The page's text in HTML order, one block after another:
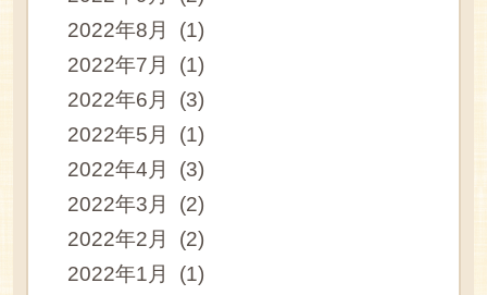
2022年8月 (1)
2022年7月 (1)
2022年6月 (3)
2022年5月 (1)
2022年4月 (3)
2022年3月 (2)
2022年2月 (2)
2022年1月 (1)